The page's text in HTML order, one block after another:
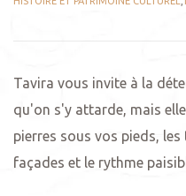
Tavira vous invite à la
qu'on s'y attarde, mais
pierres sous vos pieds,
façades et le rythme